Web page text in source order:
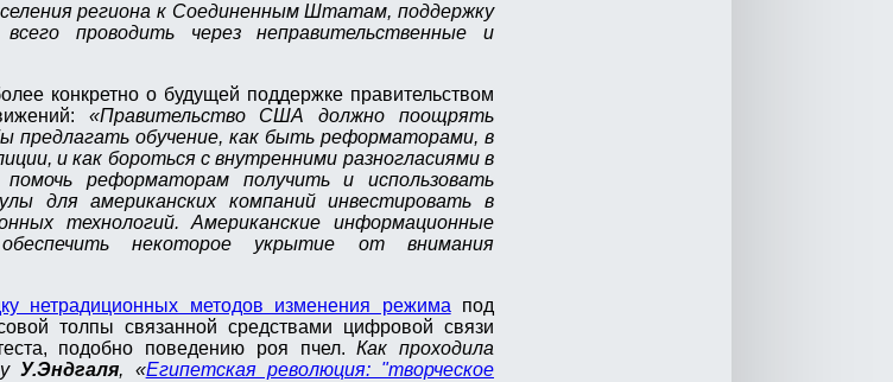
региона к Соединенным Штатам, поддержку
проводить через неправительственные и
конкретно о будущей поддержке правительством
«Правительство США должно поощрять
предлагать обучение, как быть реформаторами, в
и как бороться с внутренними разногласиями в
реформаторам получить и использовать
для американских компаний инвестировать в
технологий. Американские информационные
некоторое укрытие от внимания
нетрадиционных методов изменения режима под
толпы связанной средствами цифровой связи
подобно поведению роя пчел. Как проходила
уУ.Эндгаля, «Египетская революция: "творческое